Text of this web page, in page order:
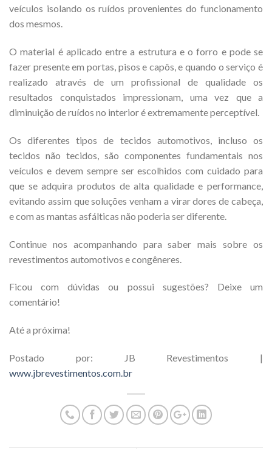
veículos isolando os ruídos provenientes do funcionamento
dos mesmos.
O material é aplicado entre a estrutura e o forro e pode se
fazer presente em portas, pisos e capôs, e quando o serviço é
realizado através de um profissional de qualidade os
resultados conquistados impressionam, uma vez que a
diminuição de ruídos no interior é extremamente perceptível.
Os diferentes tipos de tecidos automotivos, incluso os
tecidos não tecidos, são componentes fundamentais nos
veículos e devem sempre ser escolhidos com cuidado para
que se adquira produtos de alta qualidade e performance,
evitando assim que soluções venham a virar dores de cabeça,
e com as mantas asfálticas não poderia ser diferente.
Continue nos acompanhando para saber mais sobre os
revestimentos automotivos e congêneres.
Ficou com dúvidas ou possui sugestões? Deixe um
comentário!
Até a próxima!
Postado por: JB Revestimentos |
www.jbrevestimentos.com.br